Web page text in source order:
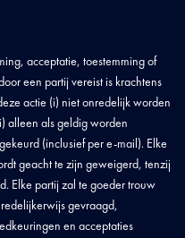
acceptatie, toestemming of
een partij vereist is krachtens
actie (i) niet onredelijk worden
alleen als geldig worden
(inclusief per e-mail). Elke
geacht te zijn geweigerd, tenzij
Elke partij zal te goeder trouw
gevraagd,
en acceptaties